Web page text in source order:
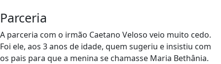
Parceria
A parceria com o irmão Caetano Veloso veio muito cedo.
Foi ele, aos 3 anos de idade, quem sugeriu e insistiu com
os pais para que a menina se chamasse Maria Bethânia.